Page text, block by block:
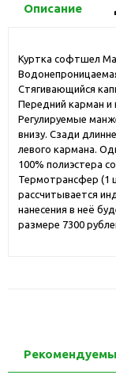
Описание
Куртка софтшел
Стягивающийся
Передний карман и
Регулируемые
внизу. Сзади
левого кармана.
100% полиэстера
Термотрансфер (1
рассчитывается
нанесения в неё
размере 7300